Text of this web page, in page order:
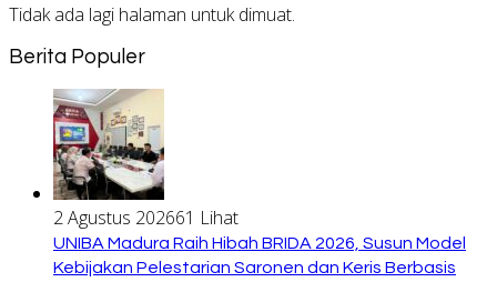
Tidak ada lagi halaman untuk dimuat.
Berita Populer
2 Agustus 202661 Lihat
UNIBA Madura Raih Hibah BRIDA 2026, Susun Model
Kebijakan Pelestarian Saronen dan Keris Berbasis